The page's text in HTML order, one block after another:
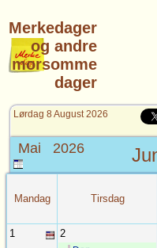
Merkedager
og andre
morsomme
dager
Lørdag 8 August 2026
Mai 2026
Mandag Tirsdag
1 2